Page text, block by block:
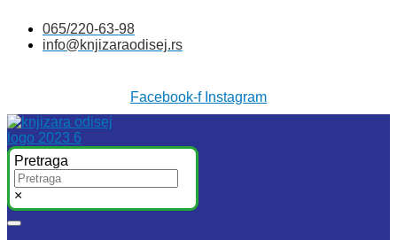
sadržaj
065/220-63-98
info@knjizaraodisej.rs
Facebook-f Instagram
Pretraga
×